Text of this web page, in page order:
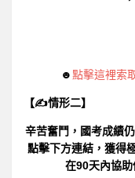
☻點擊這裡索
【✍情形二】
辛苦奮鬥，國考成績
點擊下方連結，獲得
在90天內協助